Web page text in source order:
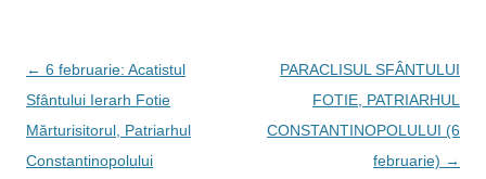
Navigare
în
articole
← 6 februarie: Acatistul
Sfântului Ierarh Fotie
Mărturisitorul, Patriarhul
Constantinopolului
PARACLISUL SFÂNTULUI
FOTIE, PATRIARHUL
CONSTANTINOPOLULUI (6
februarie) →